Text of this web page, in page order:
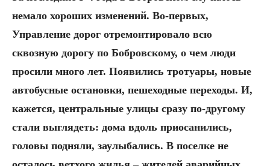
немало хороших изменений. Во-первых,
Управление дорог отремонтировало всю
сквозную дорогу по Бобровскому, о чем люди
просили много лет. Появились тротуары, новые
автобусные остановки, пешеходные переходы. И,
кажется, центральные улицы сразу по-другому
стали выглядеть: дома вдоль приосанились,
головы подняли, заулыбались. В поселке не